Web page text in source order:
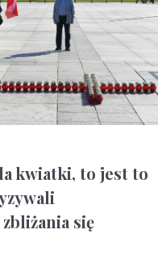
kwiatki, to jest to
się